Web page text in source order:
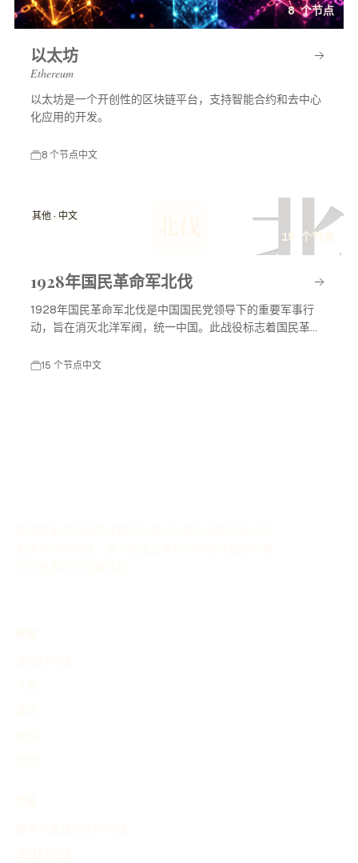
8 个节点
以太坊
Ethereum
以太坊是一个开创性的区块链平台，支持智能合约和去中心
化应用的开发。
8 个节点中文
北
其他 · 中文
15 个节点
1928年国民革命军北伐
1928年国民革命军北伐是中国国民党领导下的重要军事行
动，旨在消灭北洋军阀，统一中国。此战役标志着国民革命
15 个节点中文